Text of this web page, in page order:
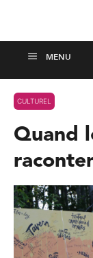
CULTUREL
Quand